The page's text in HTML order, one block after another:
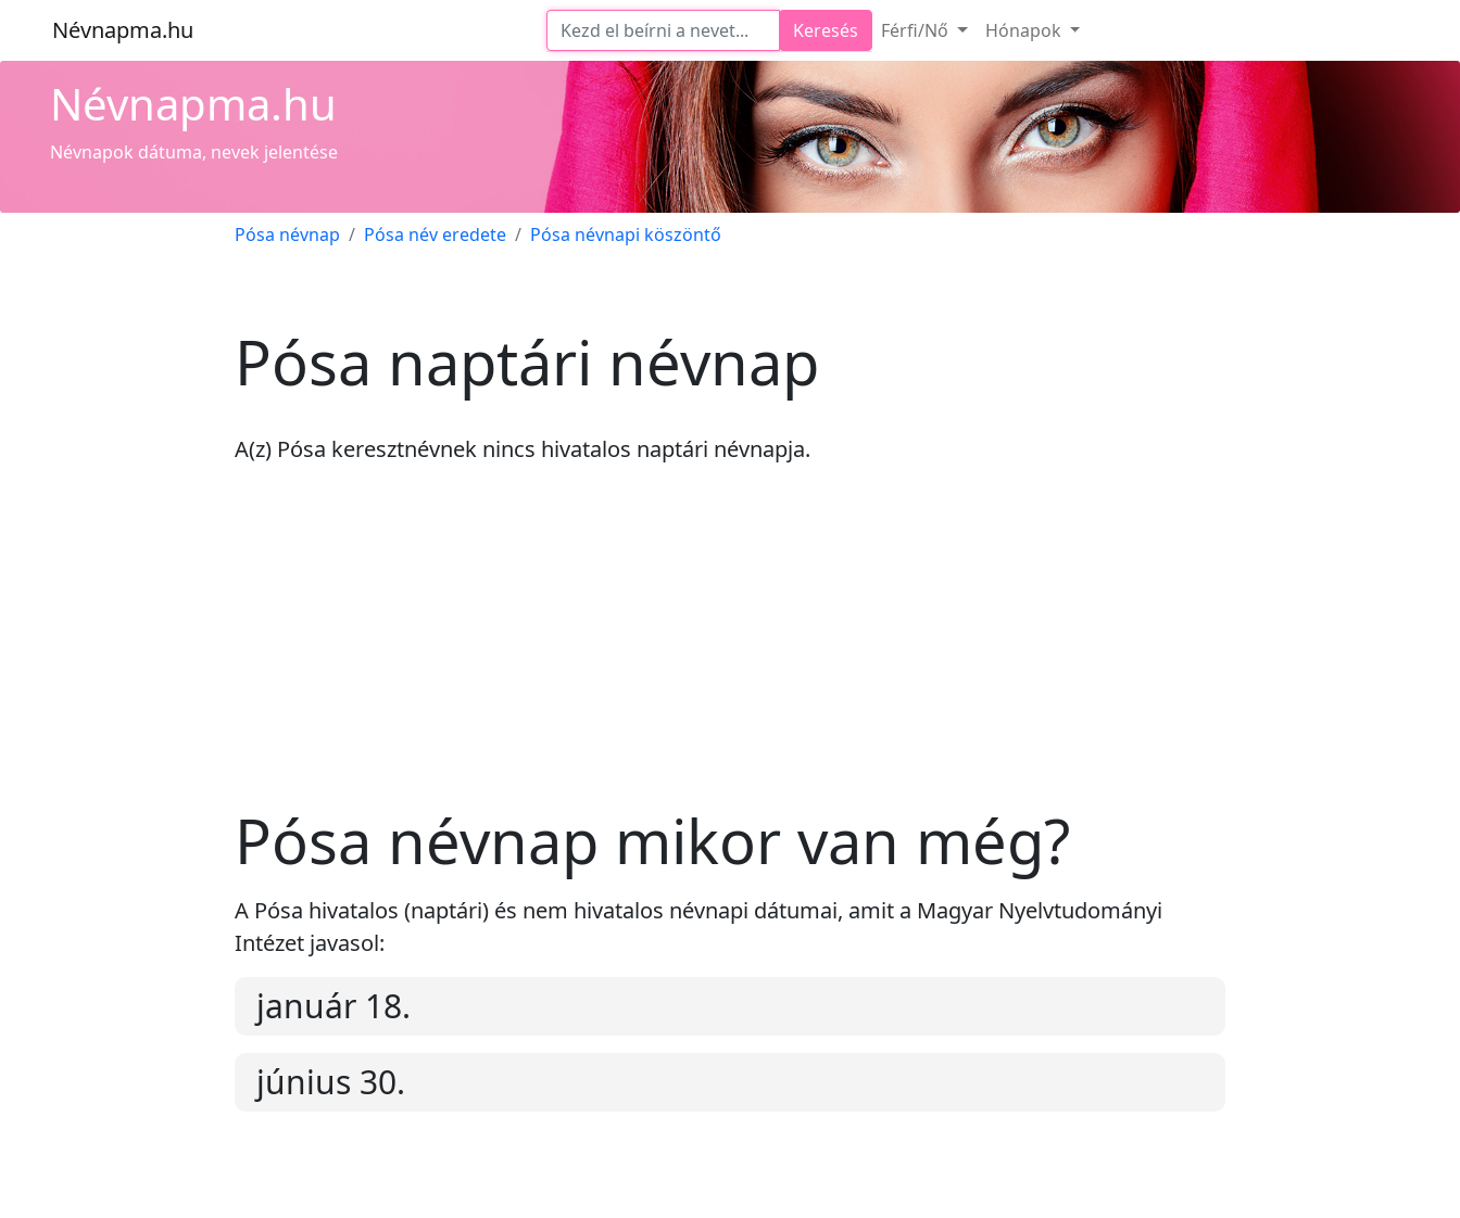
Névnapma.hu Keresés Férfi/Nő Hónapok
Névnapma.hu
Névnapok dátuma, nevek jelentése
Pósa névnap Pósa név eredete Pósa névnapi köszöntő
Pósa naptári névnap
A(z) Pósa keresztnévnek nincs hivatalos naptári névnapja.
Pósa névnap mikor van még?
A Pósa hivatalos (naptári) és nem hivatalos névnapi dátumai, amit a Magyar Nyelvtudományi
Intézet javasol:
január 18.
június 30.